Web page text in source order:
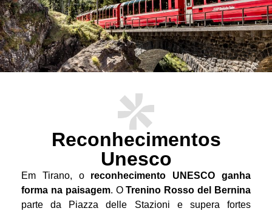
Reconhecimentos
Unesco
Em Tirano, o reconhecimento UNESCO ganha
forma na paisagem. OTrenino Rosso del Bernina
parte da Piazza delle Stazioni e supera fortes